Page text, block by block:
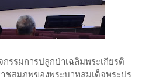
รรมการปลูกป่าเฉลิมพระเกียรติ
ชสมภพของพระบาทสมเด็จพระปร